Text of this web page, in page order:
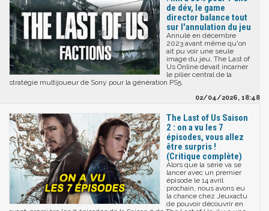
de dév, le game
director balance tout
sur l'annulation du jeu
Annulé en décembre
2023 avant même qu'on
ait pu voir une seule
image du jeu, The Last of
Us Online devait incarner
le pilier central de la
stratégie multijoueur de Sony pour la génération PS5.
02/04/2026, 18:48
The Last of Us Saison
2 : on a vu les 7
épisodes, vous allez
être surpris !
(Critique complète)
Alors que la série va se
lancer avec un premier
épisode le 14 avril
prochain, nous avons eu
la chance chez Jeuxactu
de pouvoir découvrir en